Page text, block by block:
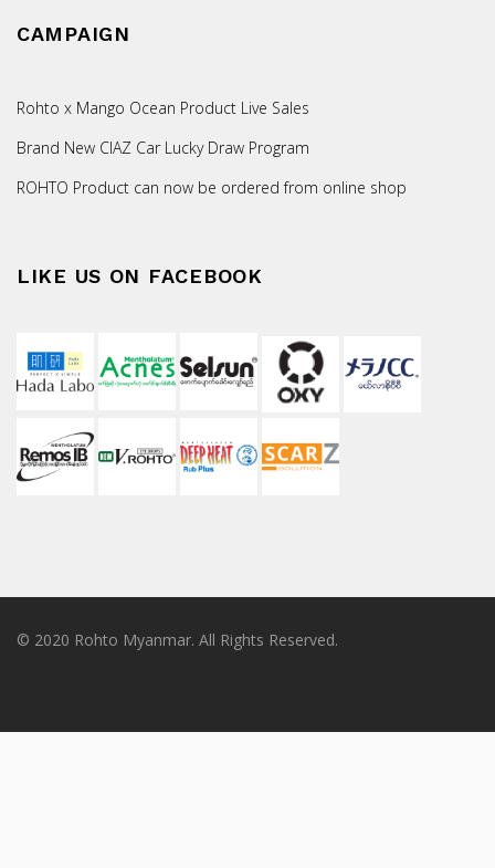
CAMPAIGN
Rohto x Mango Ocean Product Live Sales
Brand New CIAZ Car Lucky Draw Program
ROHTO Product can now be ordered from online shop
LIKE US ON FACEBOOK
© 2020 Rohto Myanmar. All Rights Reserved.